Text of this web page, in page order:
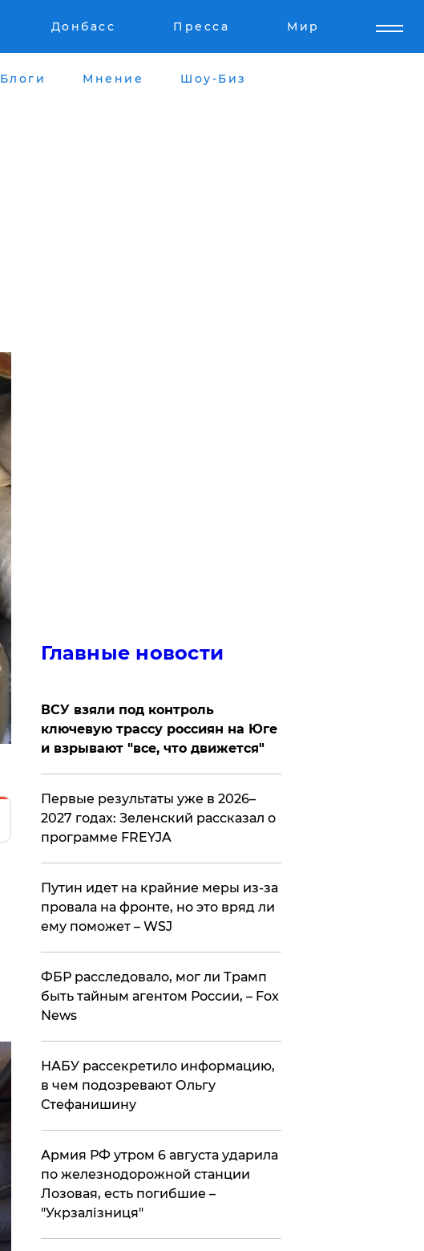
Донбасс Пресса Мир
Блоги Мнение Шоу-Биз
Главные новости
ВСУ взяли под контроль
ключевую трассу россиян на Юге
и взрывают "все, что движется"
Первые результаты уже в 2026–
2027 годах: Зеленский рассказал о
программе FREYJA
Путин идет на крайние меры из-за
провала на фронте, но это вряд ли
ему поможет – WSJ
ФБР расследовало, мог ли Трамп
быть тайным агентом России, – Fox
News
НАБУ рассекретило информацию,
в чем подозревают Ольгу
Стефанишину
Армия РФ утром 6 августа ударила
по железнодорожной станции
Лозовая, есть погибшие –
"Укрзалізниця"